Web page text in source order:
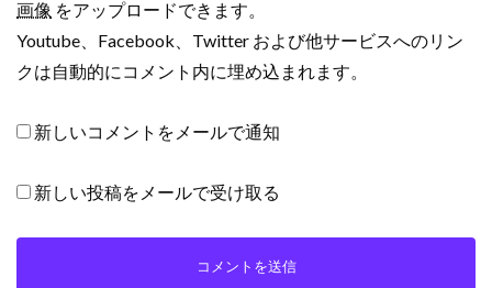
画像 をアップロードできます。
Youtube、Facebook、Twitter および他サービスへのリン
クは自動的にコメント内に埋め込まれます。
新しいコメントをメールで通知
新しい投稿をメールで受け取る